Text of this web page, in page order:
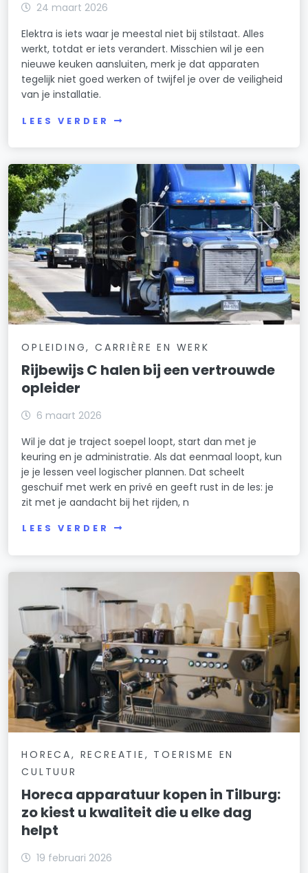
24 maart 2026
Elektra is iets waar je meestal niet bij stilstaat. Alles
werkt, totdat er iets verandert. Misschien wil je een
nieuwe keuken aansluiten, merk je dat apparaten
tegelijk niet goed werken of twijfel je over de veiligheid
van je installatie.
LEES VERDER
OPLEIDING, CARRIÈRE EN WERK
Rijbewijs C halen bij een vertrouwde
opleider
6 maart 2026
Wil je dat je traject soepel loopt, start dan met je
keuring en je administratie. Als dat eenmaal loopt, kun
je je lessen veel logischer plannen. Dat scheelt
geschuif met werk en privé en geeft rust in de les: je
zit met je aandacht bij het rijden, n
LEES VERDER
HORECA, RECREATIE, TOERISME EN
CULTUUR
Horeca apparatuur kopen in Tilburg:
zo kiest u kwaliteit die u elke dag
helpt
19 februari 2026